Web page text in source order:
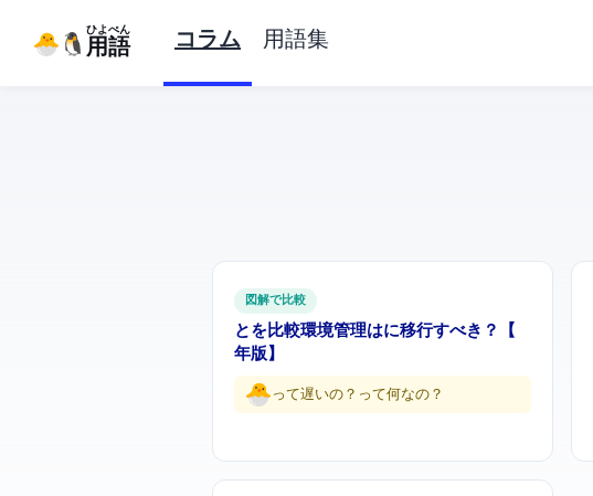
IT用語
ひよぺん コラム 用語集
図解で比較
uvとpipを比較 — Python環境管理はuvに移行すべき？【2026
年版】
pipって遅いの…？uvって何なの？